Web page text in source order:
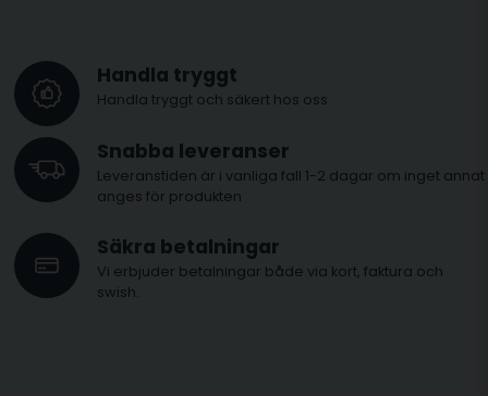
Handla tryggt
Handla tryggt och säkert hos oss
Snabba leveranser
Leveranstiden är i vanliga fall 1-2 dagar om inget annat
anges för produkten
Säkra betalningar
Vi erbjuder betalningar både via kort, faktura och
swish.